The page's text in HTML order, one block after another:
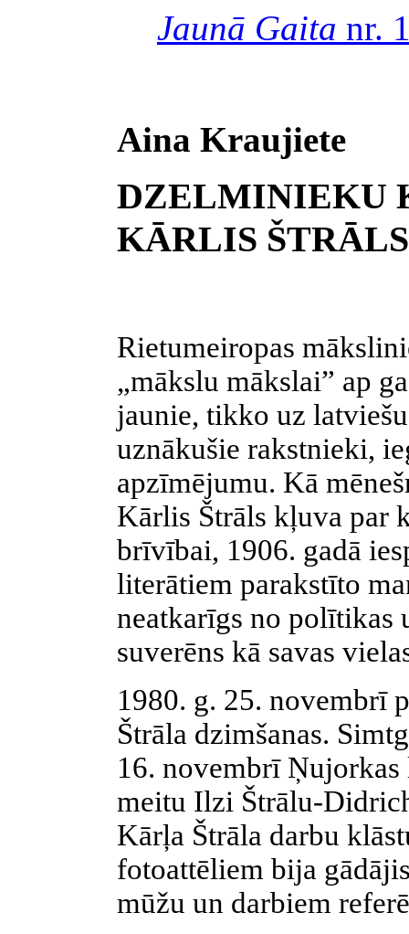
Jaunā Gaita nr.
Aina Kraujiete
DZELMINIEKU
KĀRLIS ŠTRĀLS
Rietumeiropas
„mākslu mākslai” ap
jaunie, tikko uz
uznākušie rakstnieki,
apzīmējumu. Kā
Kārlis Štrāls kļuva par
brīvībai, 1906. gadā
literātiem parakstīto
neatkarīgs no polītikas
suverēns kā savas
1980. g. 25. novembrī
Štrāla dzimšanas.
16. novembrī
meitu Ilzi Štrālu-
Kārļa Štrāla darbu
fotoattēliem bija
mūžu un darbiem